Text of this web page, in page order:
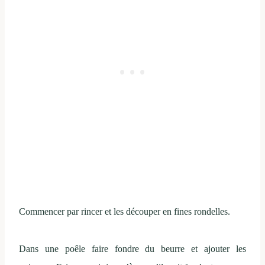
Commencer par rincer et les découper en fines rondelles.
Dans une poêle faire fondre du beurre et ajouter les